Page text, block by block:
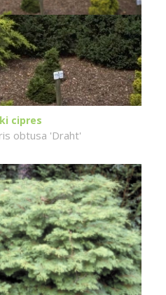
cipres
obtusa 'Draht'